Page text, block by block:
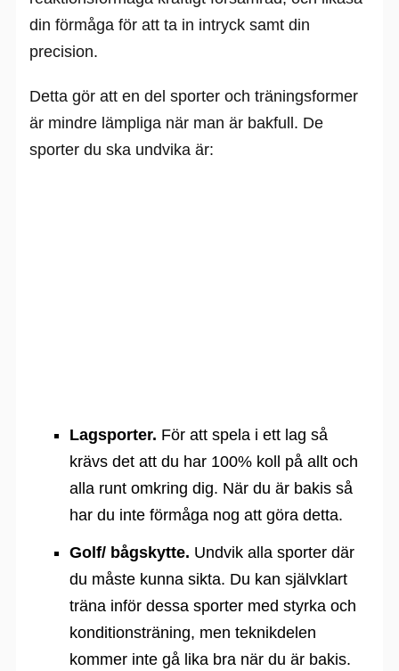
din förmåga för att ta in intryck samt din
precision.
Detta gör att en del sporter och träningsformer
är mindre lämpliga när man är bakfull. De
sporter du ska undvika är:
Lagsporter. För att spela i ett lag så
krävs det att du har 100% koll på allt och
alla runt omkring dig. När du är bakis så
har du inte förmåga nog att göra detta.
Golf/ bågskytte. Undvik alla sporter där
du måste kunna sikta. Du kan självklart
träna inför dessa sporter med styrka och
konditionsträning, men teknikdelen
kommer inte gå lika bra när du är bakis.